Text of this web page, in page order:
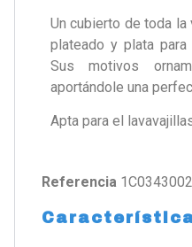
Un cubierto de toda
plateado y plata
Sus motivos
aportándole una
Apta para el
Referencia